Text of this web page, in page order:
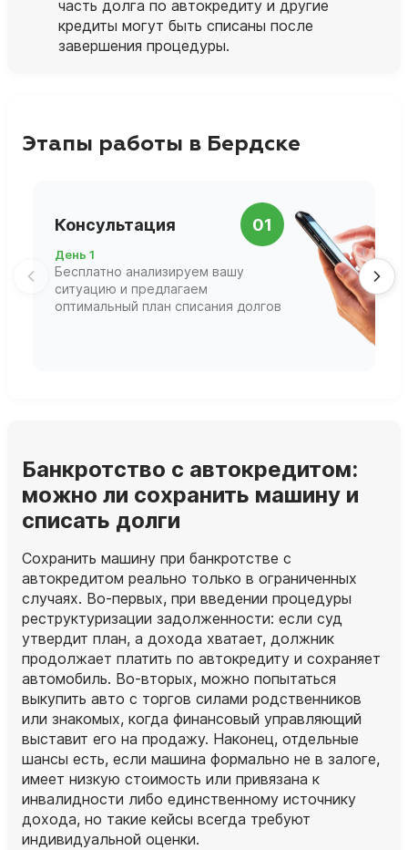
часть долга по автокредиту и другие
кредиты могут быть списаны после
завершения процедуры.
Этапы работы в Бердске
Консультация 01
День 1
Бесплатно анализируем вашу
ситуацию и предлагаем
оптимальный план списания долгов
Банкротство с автокредитом:
можно ли сохранить машину и
списать долги
Сохранить машину при банкротстве с
автокредитом реально только в ограниченных
случаях. Во‑первых, при введении процедуры
реструктуризации задолженности: если суд
утвердит план, а дохода хватает, должник
продолжает платить по автокредиту и сохраняет
автомобиль. Во‑вторых, можно попытаться
выкупить авто с торгов силами родственников
или знакомых, когда финансовый управляющий
выставит его на продажу. Наконец, отдельные
шансы есть, если машина формально не в залоге,
имеет низкую стоимость или привязана к
инвалидности либо единственному источнику
дохода, но такие кейсы всегда требуют
индивидуальной оценки.